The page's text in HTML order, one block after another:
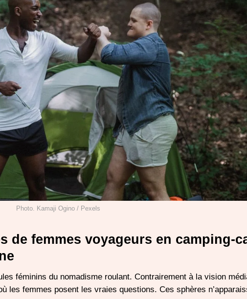
Photo. Kamaji Ogino / Pexels
de femmes voyageurs en camping-
féminins du nomadisme roulant. Contrairement à la vision
les femmes posent les vraies questions. Ces sphères